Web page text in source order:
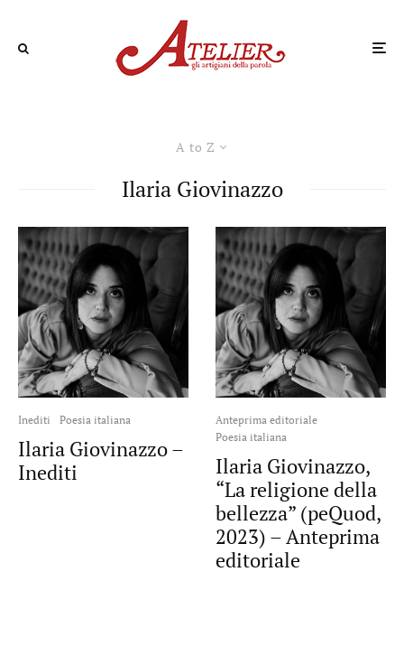
A to Z
Ilaria Giovinazzo
Inediti Poesia italiana
Ilaria Giovinazzo –
Inediti
Anteprima editoriale
Poesia italiana
Ilaria Giovinazzo,
“La religione della
bellezza” (peQuod,
2023) – Anteprima
editoriale